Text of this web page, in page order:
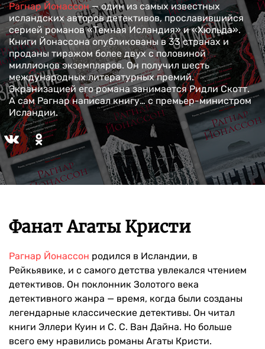
Рагнар Йонассон— один из самых известных
исландских авторов детективов, прославившийся
серией романов «Темная Исландия» и «Хюльда».
Книги Йонассона опубликованы в 33 странах и
проданы тиражом более двух с половиной
миллионов экземпляров. Он получил шесть
международных литературных премий.
Экранизацией его романа занимается Ридли Скотт.
А сам Рагнар написал книгу… с премьер-министром
Исландии.
Фанат Агаты Кристи
Рагнар Йонассон родился в Исландии, в
Рейкьявике, и с самого детства увлекался чтением
детективов. Он поклонник Золотого века
детективного жанра — время, когда были созданы
легендарные классические детективы. Он читал
книги Эллери Куин и С. С. Ван Дайна. Но больше
всего ему нравились романы Агаты Кристи.